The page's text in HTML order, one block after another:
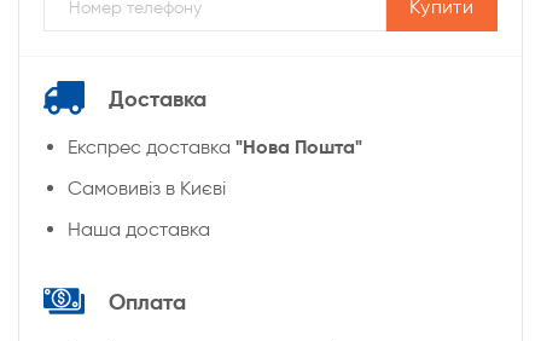
Купити
Доставка
Експрес доставка "Нова Пошта"
Cамовивіз в Києві
Наша доставка
Оплата